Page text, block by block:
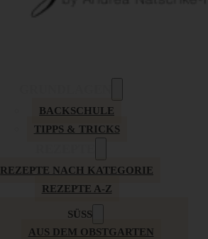
BACKSCHULE
TIPPS & TRICKS
REZEPTE NACH KATEGORIE
REZEPTE A-Z
SÜSS
AUS DEM OBSTGARTEN